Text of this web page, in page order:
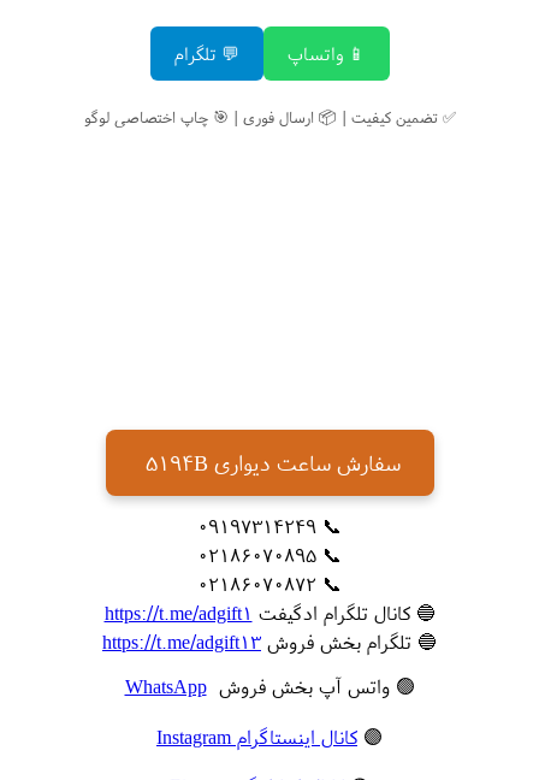
📱 واتساپ 💬 تلگرام
✅ تضمین کیفیت | 📦 ارسال فوری | 🎯 چاپ اختصاصی لوگو
سفارش ساعت دیواری 5194B
📞 09197314249
📞 02186070895
📞 02186070872
🔵 کانال تلگرام ادگیفت https://t.me/adgift1
🔵 تلگرام بخش فروش https://t.me/adgift13
🟢 واتس آپ بخش فروشWhatsApp
🟣 کانال اینستاگرام Instagram